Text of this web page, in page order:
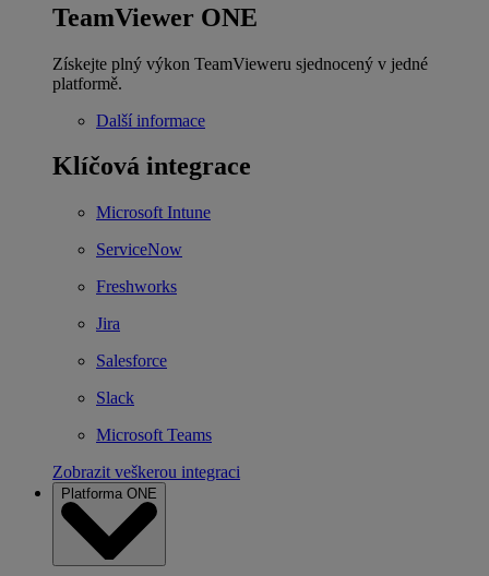
TeamViewer ONE
Získejte plný výkon TeamVieweru sjednocený v jedné
platformě.
Další informace
Klíčová integrace
Microsoft Intune
ServiceNow
Freshworks
Jira
Salesforce
Slack
Microsoft Teams
Zobrazit veškerou integraci
Platforma ONE